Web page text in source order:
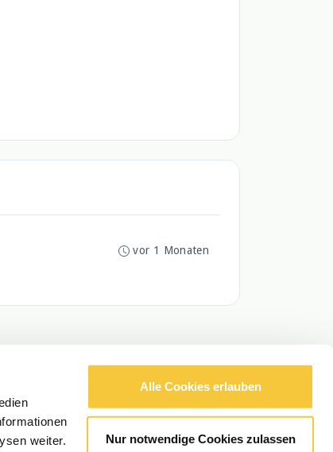
weiter.
Alle Cookies erlauben
Nur notwendige Cookies zulassen
vor 1 Monaten